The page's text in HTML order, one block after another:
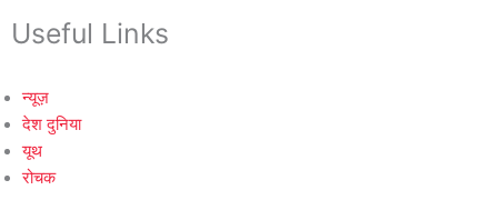
Useful Links
न्यूज़
देश दुनिया
यूथ
रोचक